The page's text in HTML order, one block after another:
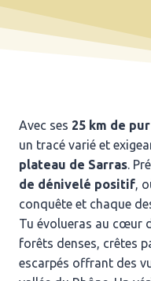
Avec ses 25 km de
un tracé varié et
plateau de Sarras.
de dénivelé positif,
conquête et chaque
Tu évolueras au cœur
forêts denses, crêtes
escarpés offrant des